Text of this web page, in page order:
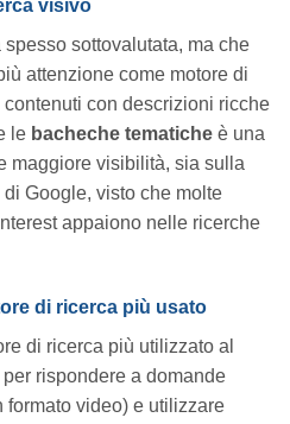
visivo
sottovalutata, ma che
attenzione come motore di
con descrizioni ricche
le bacheche tematiche è una
maggiore visibilità, sia sulla
Google, visto che molte
appaiono nelle ricerche
di ricerca più usato
di ricerca più utilizzato al
rispondere a domande
formato video) e utilizzare